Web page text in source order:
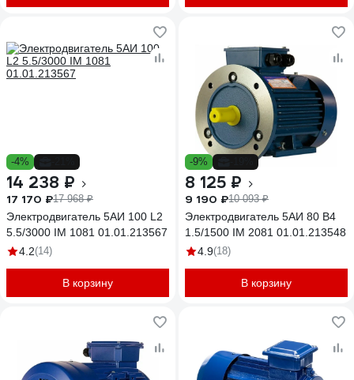
-4%
14 238 ₽
17 170 ₽17 968 ₽
Электродвигатель 5АИ 100 L2
5.5/3000 IM 1081 01.01.213567
4.2(14)
В корзину
-9%
8 125 ₽
9 190 ₽10 093 ₽
Электродвигатель 5АИ 80 В4
1.5/1500 IM 2081 01.01.213548
4.9(18)
В корзину